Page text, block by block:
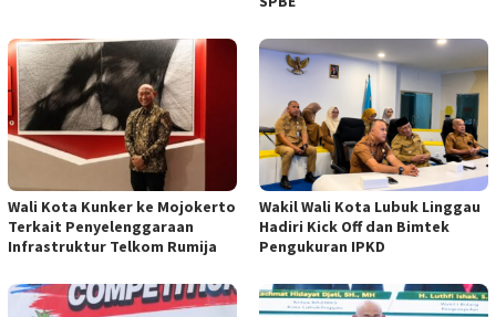
Wali Kota Kunker ke Mojokerto
Terkait Penyelenggaraan
Infrastruktur Telkom Rumija
Wakil Wali Kota Lubuk Linggau
Hadiri Kick Off dan Bimtek
Pengukuran IPKD